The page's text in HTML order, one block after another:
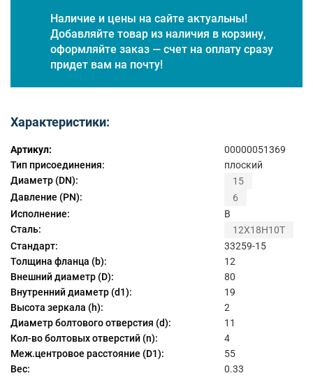
Наличие и цены на сайте актуальны!
Добавляйте товар из наличия в корзину,
оформляйте заказ — счет на оплату сразу
придет вам на почту!
Характеристики:
Артикул:
00000051369
Тип присоединения:
плоский
Диаметр (DN):
15
Давление (PN):
6
Исполнение:
B
Сталь:
12Х18Н10Т
Стандарт:
33259-15
Толщина фланца (b):
12
Внешний диаметр (D):
80
Внутренний диаметр (d1):
19
Высота зеркала (h):
2
Диаметр болтового отверстия (d):
11
Кол-во болтовых отверстий (n):
4
Меж.центровое расстояние (D1):
55
Вес:
0.33